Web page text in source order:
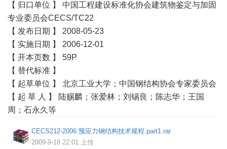
【 归口单位 】 中国工程建设标准化协会建筑物鉴定与加固
专业委员会CECS/TC22
【 发布日期 】 2008-05-23
【 实施日期 】 2006-12-01
【 开本页数 】 59P
【 替代标准 】
【 起草单位 】 北京工业大学；中国钢结构协会专家委员会
【 起 草 人 】 陆赐麟；张爱林；刘锡良；陈志华；王国
周；石永久等
CECS212-2006 预应力钢结构技术规程.part1.rar
2009-9-18 22:01 上传